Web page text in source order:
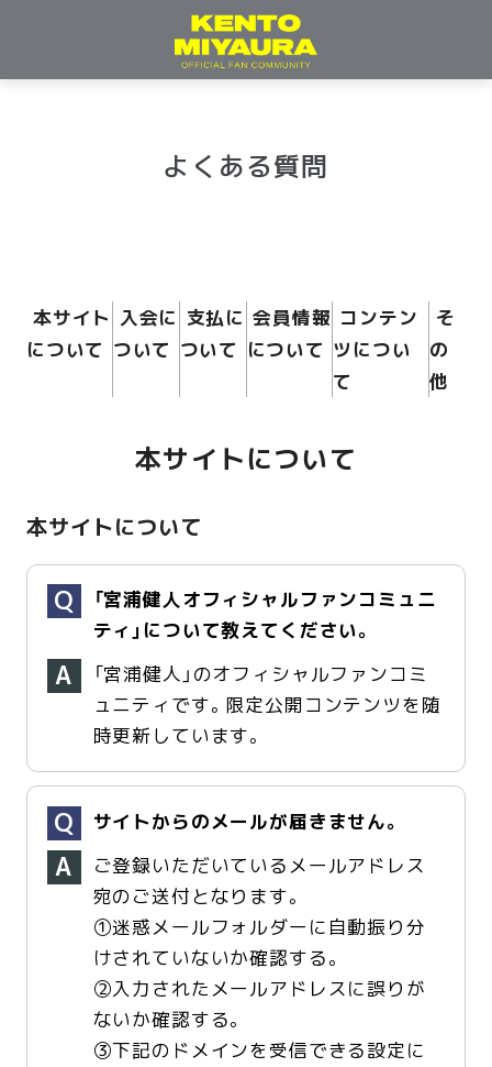
よくある質問
本サイト
について
入会に
ついて
支払に
ついて
会員情報
について
コンテン
ツについ
て
そ
の
他
本サイトについて
本サイトについて
「宮浦健人オフィシャルファンコミュニ
ティ」について教えてください。
「宮浦健人」のオフィシャルファンコミ
ュニティです。限定公開コンテンツを随
時更新しています。
サイトからのメールが届きません。
ご登録いただいているメールアドレス
宛のご送付となります。
①迷惑メールフォルダーに自動振り分
けされていないか確認する。
②入力されたメールアドレスに誤りが
ないか確認する。
③下記のドメインを受信できる設定に